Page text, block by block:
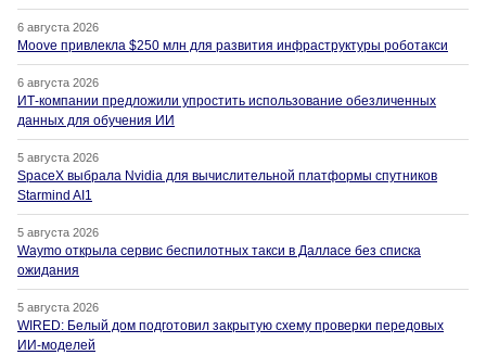
6 августа 2026
Moove привлекла $250 млн для развития инфраструктуры роботакси
6 августа 2026
ИТ-компании предложили упростить использование обезличенных
данных для обучения ИИ
5 августа 2026
SpaceX выбрала Nvidia для вычислительной платформы спутников
Starmind AI1
5 августа 2026
Waymo открыла сервис беспилотных такси в Далласе без списка
ожидания
5 августа 2026
WIRED: Белый дом подготовил закрытую схему проверки передовых
ИИ-моделей